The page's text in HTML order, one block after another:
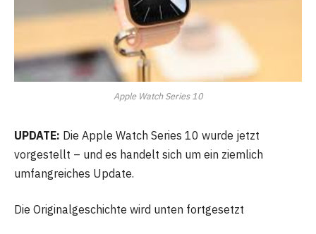
Apple Watch Series 10
UPDATE: Die Apple Watch Series 10 wurde jetzt
vorgestellt – und es handelt sich um ein ziemlich
umfangreiches Update.
Die Originalgeschichte wird unten fortgesetzt